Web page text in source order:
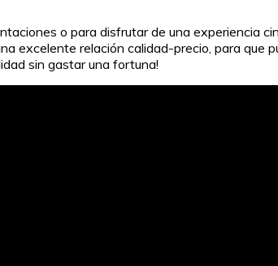
o para disfrutar de una experiencia
excelente relación calidad-precio, para
sin gastar una fortuna!